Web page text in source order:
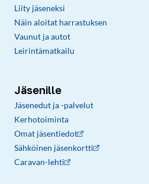
Liity jäseneksi
Näin aloitat harrastuksen
Vaunut ja autot
Leirintämatkailu
Jäsenille
Jäsenedut ja -palvelut
Kerhotoiminta
Omat jäsentiedot
Sähköinen jäsenkortti
Caravan-lehti